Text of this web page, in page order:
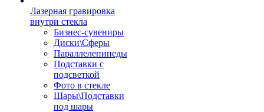
Лазерная гравировка
внутри стекла
Бизнес-сувениры
Диски\Сферы
Параллелепипеды
Подставки с
подсветкой
Фото в стекле
Шары\Подставки
под шары